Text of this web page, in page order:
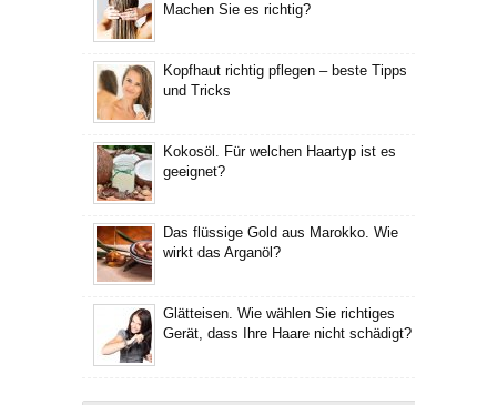
Machen Sie es richtig?
Kopfhaut richtig pflegen – beste Tipps
und Tricks
Kokosöl. Für welchen Haartyp ist es
geeignet?
Das flüssige Gold aus Marokko. Wie
wirkt das Arganöl?
Glätteisen. Wie wählen Sie richtiges
Gerät, dass Ihre Haare nicht schädigt?